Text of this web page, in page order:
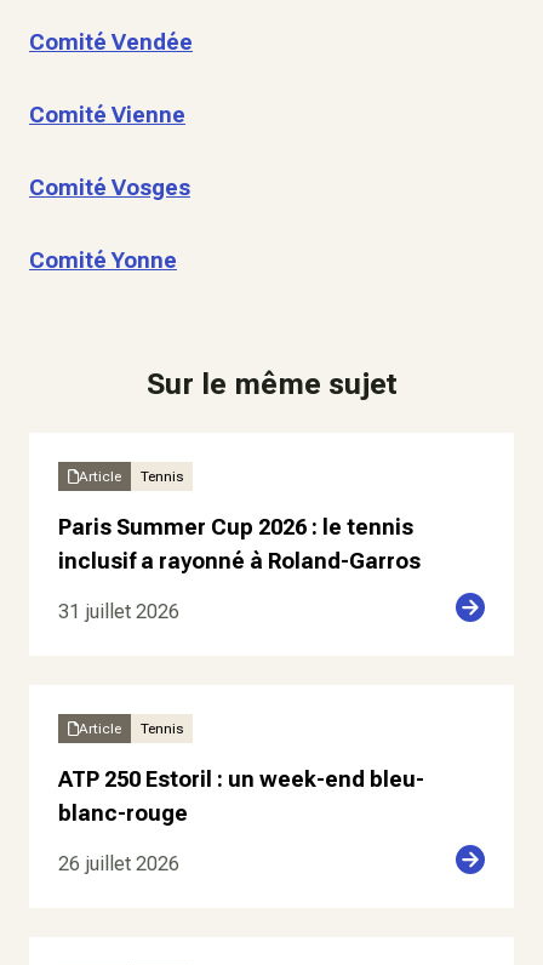
Comité Vendée
Comité Vienne
Comité Vosges
Comité Yonne
Sur le même sujet
Article Tennis
Paris Summer Cup 2026 : le tennis
inclusif a rayonné à Roland-Garros
31 juillet 2026
Article Tennis
ATP 250 Estoril : un week-end bleu-
blanc-rouge
26 juillet 2026